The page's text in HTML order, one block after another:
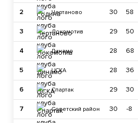
2 Чертаново 30 58
3 Локомотив 29 50
4 Динамо 28 68
5 ЦСКА 28 36
6 Спартак 29 30
7 Советский район 30 -8